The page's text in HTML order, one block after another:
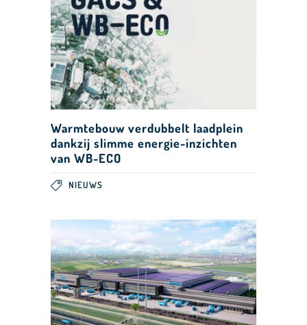
Warmtebouw verdubbelt laadplein
dankzij slimme energie-inzichten
van WB-ECO
NIEUWS